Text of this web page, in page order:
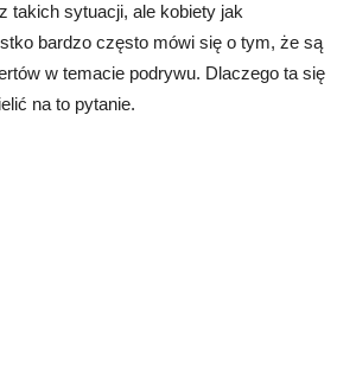
takich sytuacji, ale kobiety jak
bardzo często mówi się o tym, że są
w temacie podrywu. Dlaczego ta się
na to pytanie.